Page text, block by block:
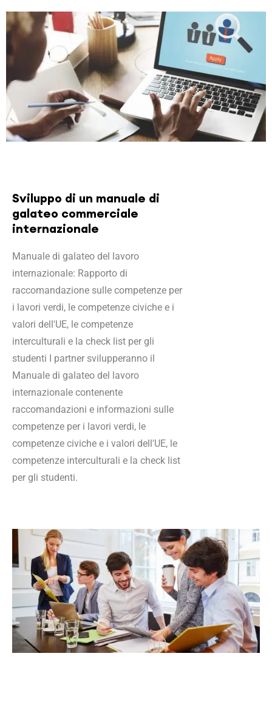
Sviluppo di un manuale di
galateo commerciale
internazionale
Manuale di galateo del lavoro
internazionale: Rapporto di
raccomandazione sulle competenze per
i lavori verdi, le competenze civiche e i
valori dell'UE, le competenze
interculturali e la check list per gli
studenti I partner svilupperanno il
Manuale di galateo del lavoro
internazionale contenente
raccomandazioni e informazioni sulle
competenze per i lavori verdi, le
competenze civiche e i valori dell'UE, le
competenze interculturali e la check list
per gli studenti.